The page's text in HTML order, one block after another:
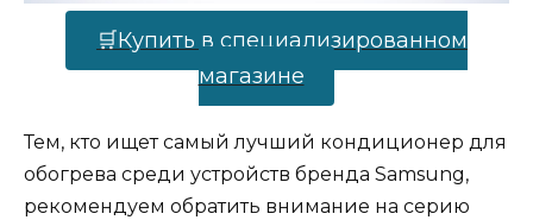
🛒Купить в специализированном
магазине
Тем, кто ищет самый лучший кондиционер для
обогрева среди устройств бренда Samsung,
рекомендуем обратить внимание на серию